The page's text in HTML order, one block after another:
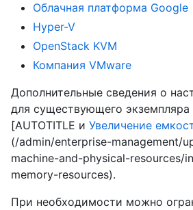
Облачная платформа Google
Hyper-V
OpenStack KVM
Компания VMware
Дополнительные сведения о
для существующего экземпляра
[AUTOTITLE и Увеличение
(/admin/enterprise-management/
machine-and-physical-resources/
memory-resources).
При необходимости можно